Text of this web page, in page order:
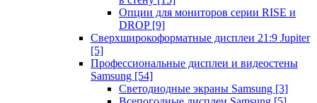
Опции для мониторов серии RISE и
DROP [9]
Сверхширокоформатные дисплеи 21:9 Jupiter
[5]
Профессиональные дисплеи и видеостены
Samsung [54]
Светодиодные экраны Samsung [3]